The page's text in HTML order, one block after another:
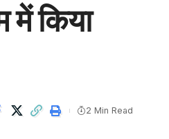
में किया
2 Min Read